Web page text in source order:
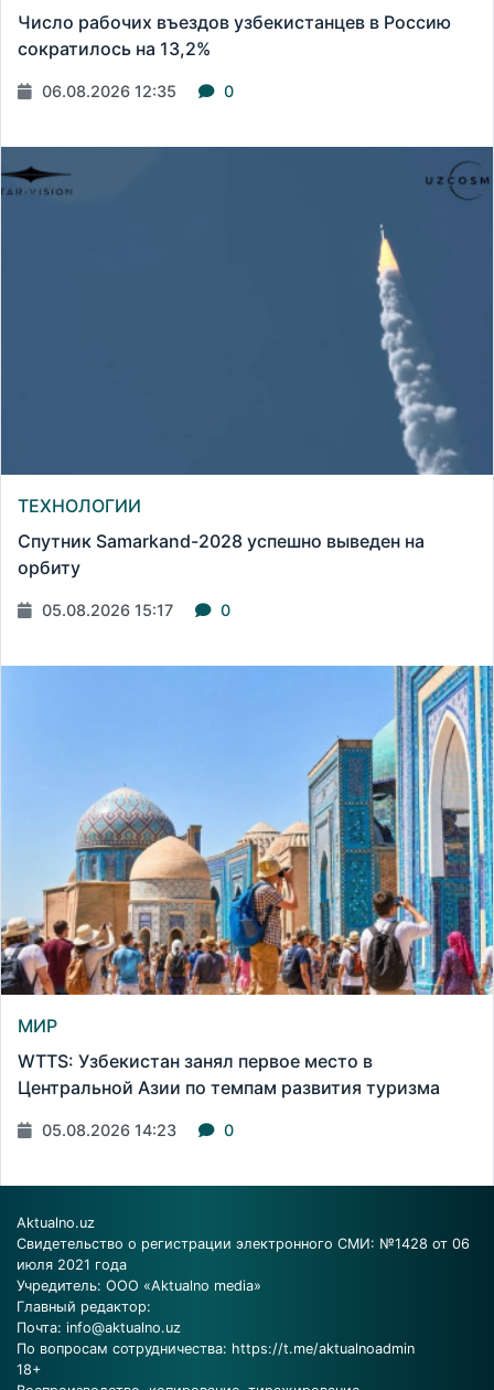
Число рабочих въездов узбекистанцев в Россию
сократилось на 13,2%
06.08.2026 12:35 0
ТЕХНОЛОГИИ
Спутник Samarkand-2028 успешно выведен на
орбиту
05.08.2026 15:17 0
МИР
WTTS: Узбекистан занял первое место в
Центральной Азии по темпам развития туризма
05.08.2026 14:23 0
Aktualno.uz
Свидетельство о регистрации электронного СМИ: №1428 от 06
июля 2021 года
Учредитель: ООО «Aktualno media»
Главный редактор:
Почта: info@aktualno.uz
По вопросам сотрудничества: https://t.me/aktualnoadmin
18+